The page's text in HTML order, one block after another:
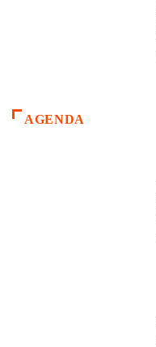
AGENDA